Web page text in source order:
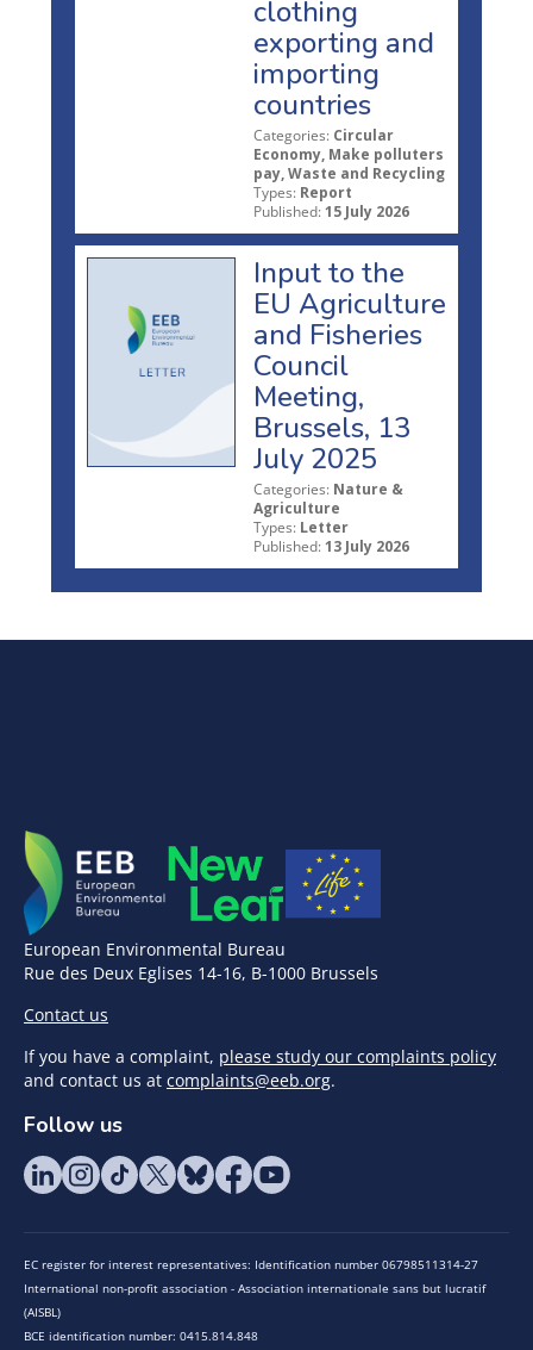
clothing
exporting and
importing
countries
Categories: Circular
Economy, Make polluters
pay, Waste and Recycling
Types: Report
Published: 15 July 2026
Input to the
EU Agriculture
and Fisheries
Council
Meeting,
Brussels, 13
July 2025
Categories: Nature &
Agriculture
Types: Letter
Published: 13 July 2026
European Environmental Bureau
Rue des Deux Eglises 14-16, B-1000 Brussels
Contact us
If you have a complaint, please study our complaints policy
and contact us at complaints@eeb.org.
Follow us
EC register for interest representatives: Identification number 06798511314-27
International non-profit association - Association internationale sans but lucratif
(AISBL)
BCE identification number: 0415.814.848